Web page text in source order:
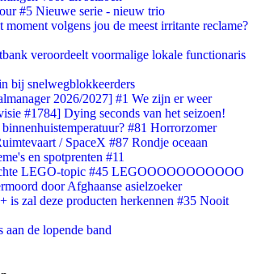
#5 Nieuwe serie - nieuw trio
moment volgens jou de meest irritante reclame?
veroordeelt voormalige lokale functionaris
bij snelwegblokkeerders
2026/2027] #1 We zijn er weer
#1784] Dying seconds van het seizoen!
#81 Horrorzomer
/ SpaceX #87 Rondje oceaan
en spotprenten #11
LEGO-topic #45 LEGOOOOOOOOOOO
door Afghaanse asielzoeker
is zal deze producten herkennen #35 Nooit
aan de lopende band